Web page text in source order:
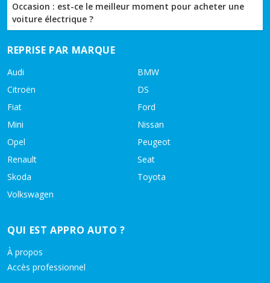
Occasion : est-ce le meilleur moment pour acheter une
voiture électrique ?
REPRISE PAR MARQUE
Audi
BMW
Citroën
DS
Fiat
Ford
Mini
Nissan
Opel
Peugeot
Renault
Seat
Skoda
Toyota
Volkswagen
QUI EST APPRO AUTO ?
À propos
Accès professionnel